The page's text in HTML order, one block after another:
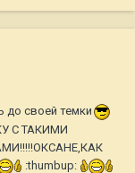
до своей темки
С ТАКИМИ
:thumbup: